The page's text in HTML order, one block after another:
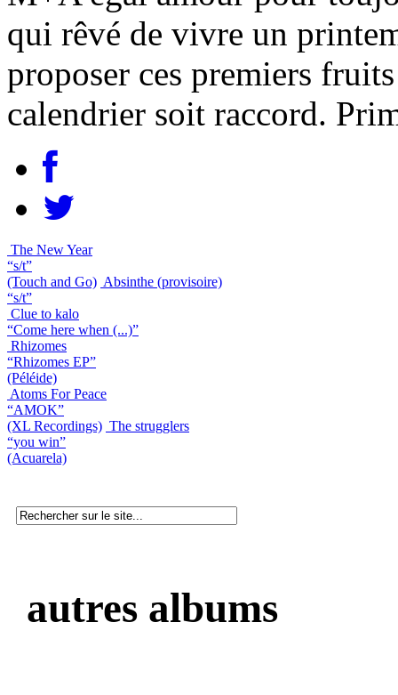
qui rêvé de vivre un
proposer ces premiers
calendrier soit raccord.
The New Year
“s/t”
(Touch and Go) Absinthe (provisoire)
“s/t”
Clue to kalo
“Come here when (...)”
Rhizomes
“Rhizomes EP”
(Péléide)
Atoms For Peace
“AMOK”
(XL Recordings) The strugglers
“you win”
(Acuarela)
autres albums